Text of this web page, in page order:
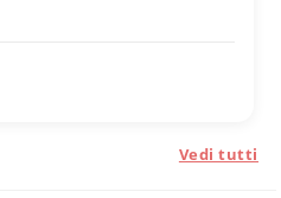
Vedi tutti